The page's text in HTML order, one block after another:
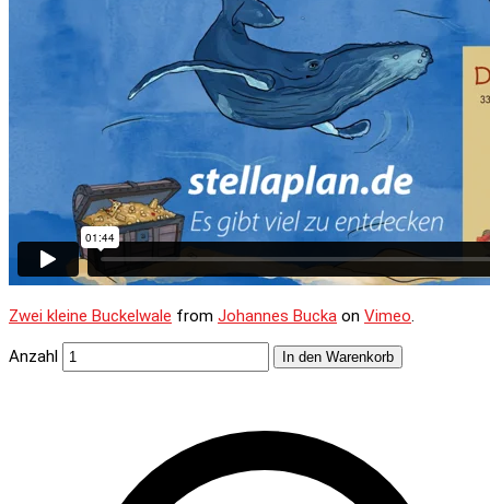
Zwei kleine Buckelwale from Johannes Bucka on Vimeo.
Anzahl